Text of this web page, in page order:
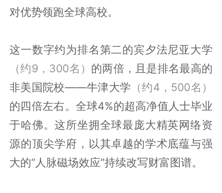
对优势领跑全球高校。
这一数字约为排名第二的宾夕法尼亚大学
（约9，300名） 的两倍，且是排名最高的
非美国院校——牛津大学 （约4，500名）
的四倍左右。全球4%的超高净值人士毕业
于哈佛。这所坐拥全球最庞大精英网络资
源的顶尖学府，以其卓越的学术底蕴与强
大的“人脉磁场效应”持续改写财富图谱。